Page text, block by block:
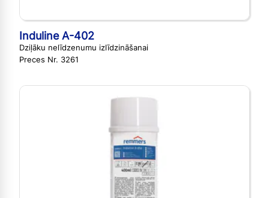
Induline A-402
Dziļāku nelīdzenumu izlīdzināšanai
Preces Nr. 3261